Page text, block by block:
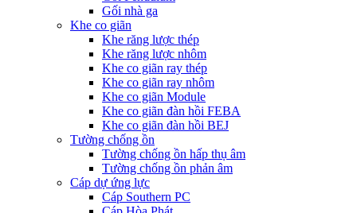
Gối nhà ga
Khe co giãn
Khe răng lược thép
Khe răng lược nhôm
Khe co giãn ray thép
Khe co giãn ray nhôm
Khe co giãn Module
Khe co giãn đàn hồi FEBA
Khe co giãn đàn hồi BEJ
Tường chống ồn
Tường chống ồn hấp thụ âm
Tường chống ồn phản âm
Cáp dự ứng lực
Cáp Southern PC